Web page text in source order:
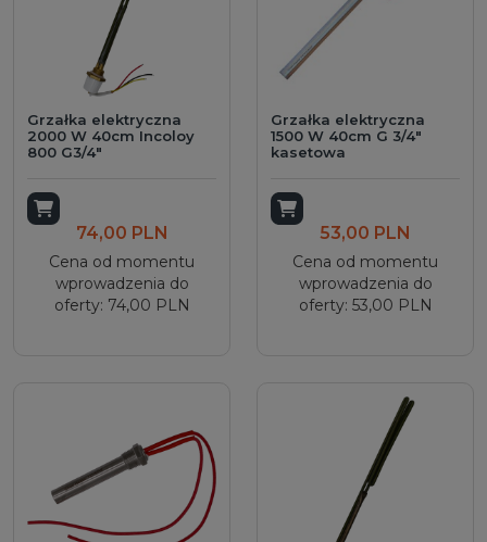
Grzałka elektryczna
2000 W 40cm Incoloy
800 G3/4"
Dodaj do koszyka
74,00 PLN
Cena od momentu
wprowadzenia do
oferty: 74,00 PLN
Grzałka elektryczna
1500 W 40cm G 3/4"
kasetowa
Dodaj do koszyka
53,00 PLN
Cena od momentu
wprowadzenia do
oferty: 53,00 PLN